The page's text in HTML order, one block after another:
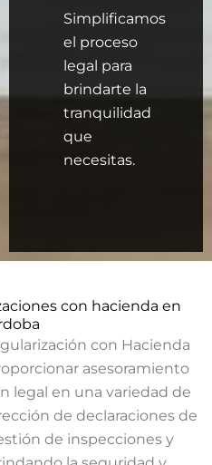
Simplificamos
el proceso
legal para
brindarte la
tranquilidad
que
necesitas.
con hacienda en
con Hacienda
asesoramiento
legal en una variedad de
de declaraciones de
de inspecciones y